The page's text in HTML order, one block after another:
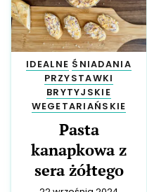
DESERY
67
BEZGLUTENOWE
AMERYKAŃSKIE
WŁOSKIE
21
PRZEKĄSKI